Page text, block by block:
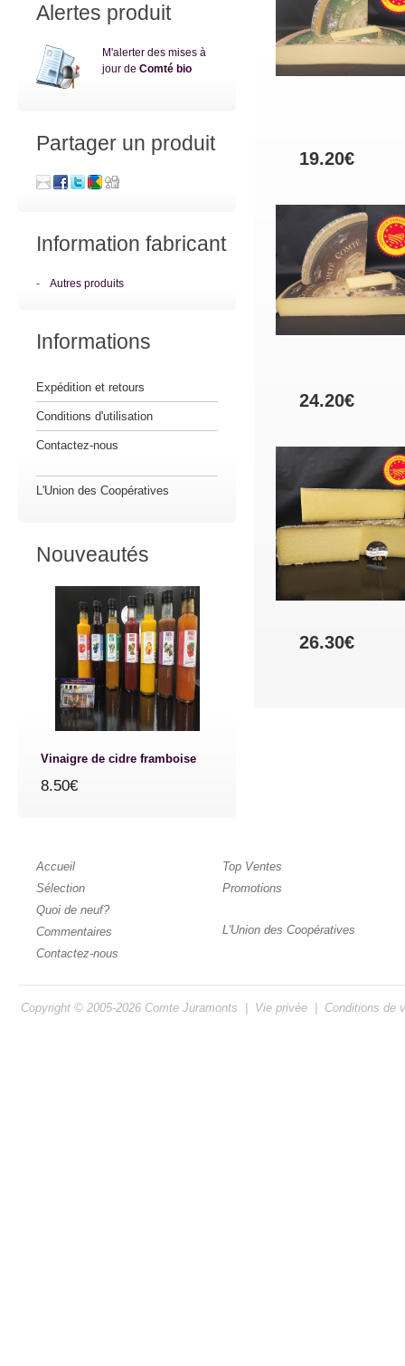
19.20€
24.20€
26.30€
Alertes produit
M'alerter des mises à
jour de Comté bio
Partager un produit
Information fabricant
- Autres produits
Informations
Expédition et retours
Conditions d'utilisation
Contactez-nous
L'Union des Coopératives
Nouveautés
Vinaigre de cidre framboise
8.50€
Accueil
Sélection
Quoi de neuf?
Commentaires
Contactez-nous
Top Ventes
Promotions
L'Union des Coopératives
Copyright © 2005-2026 Comte Juramonts Vie privée Conditions de